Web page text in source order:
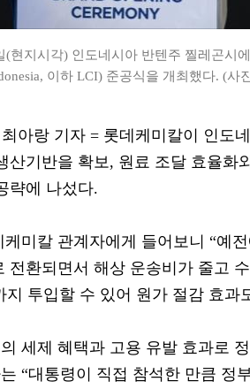
(현지시각) 인도네시아 반텐주 찔레곤시
이하 LCI) 준공식을 개최했다. (사
아랑 기자 = 롯데케미칼이 인도
산기반을 확보, 원료 조달 효율화
략에 나섰다.
미칼 관계자에게 들어보니 “예
전환되면서 해상 운송비가 줄고
지 투입할 수 있어 원가 절감 효과
세제 혜택과 고용 유발 효과로
“대통령이 직접 참석한 만큼 정